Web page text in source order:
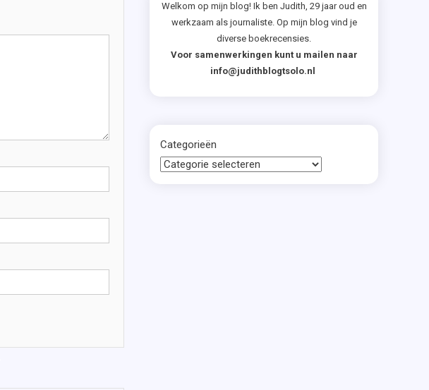
Welkom op mijn blog! Ik ben Judith, 29 jaar oud en
werkzaam als journaliste. Op mijn blog vind je
diverse boekrecensies.
Voor samenwerkingen kunt u mailen naar
info@judithblogtsolo.nl
Categorieën